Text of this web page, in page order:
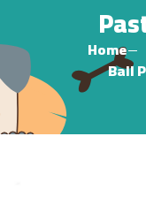
Home
Ball